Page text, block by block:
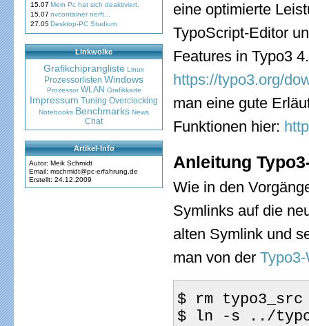
15.07 Mein Pc hat sich deaktiviert.
15.07 nvcontainer nerft...
27.05Desktop-PC Studium
Linkwolke
Grafikchiprangliste Linux
Prozessorlisten Windows
Prozessor WLAN Grafikkarte
Impressum Tuning Overclocking
Notebooks Benchmarks News
Chat
Artikel-Info
Autor: Meik Schmidt
Email: mschmidt@pc-erfahrung.de
Erstellt: 24.12.2009
eine optimierte
TypoScript-Editor
Features in Typo3
https://typo3.org/
man eine gute
Funktionen hier:
Anleitung
Wie in den
Symlinks auf die
alten Symlink und
man von der
$ rm typo3_src
$ ln -s ../